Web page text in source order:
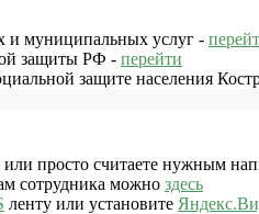
и муниципальных услуг -
защиты РФ - перейти
защите населения
просто считаете нужным
сотрудника можно здесь
ленту или установите